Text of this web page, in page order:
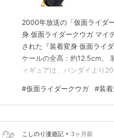
2000年放送の「仮面ライダ
身 仮面ライダークウガ マイ
された『装着変身 仮面ライ
ケールの全高：約12.5cm。
ィギュアは、バンダイより
EX『DX変身ベルト アーク
#仮面ライダークウガ #装
こしのり漫遊記 • 3ヶ月前